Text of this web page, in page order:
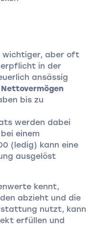
wichtiger, aber oft
in der
ansässig
bis zu
werden dabei
einem
(ledig) kann eine
ausgelöst
kennt,
abzieht und die
nutzt, kann
erfüllen und